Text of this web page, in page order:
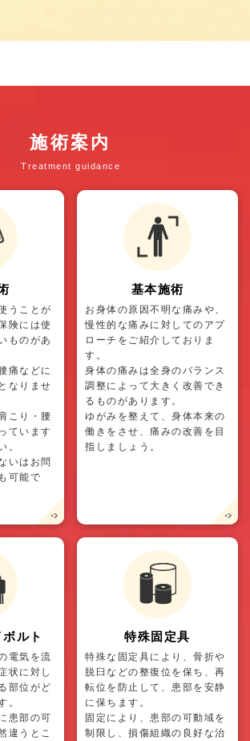
施術案内
Treatment guidance
うことが
険には使
ものがあ
痛などに
なりませ
こり・腰
ています
。
いはお問
可能で
基本施術
お身体の原因不明な痛みや、
慢性的な痛みに対してのアプ
ローチをご紹介しておりま
す。
身体の痛みは全身のバランス
調整によって大きく改善でき
るものがあります。
ゆがみを整えて、身体本来の
働きをさせ、痛みの改善を目
指しましょう。
ルト
電気を流
状に対し
部位がど
。
患部の可
違うとこ
特殊固定具
特殊な固定具により、骨折や
脱臼などの整復位を保ち、再
転位を防止して、患部を安静
に保ちます。
固定により、患部の可動域を
制限し、損傷組織の良好な治